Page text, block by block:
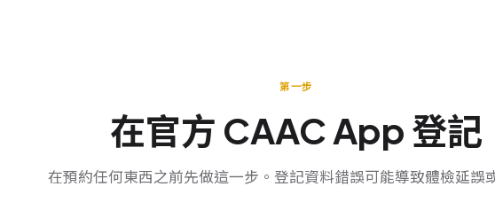
第一步
在官方 CAAC App 登記
在預約任何東西之前先做這一步。登記資料錯誤可能導致體檢延誤